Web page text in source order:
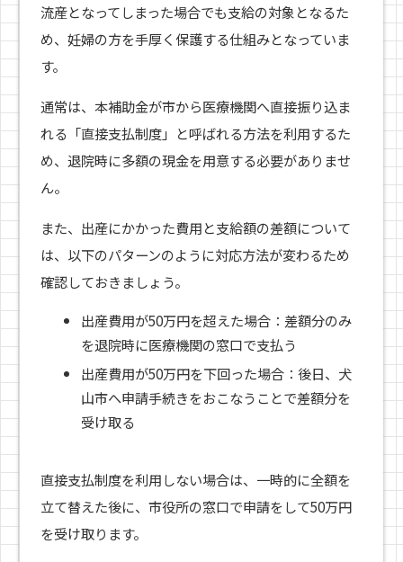
流産となってしまった場合でも支給の対象となるた
め、妊婦の方を手厚く保護する仕組みとなっていま
す。
通常は、本補助金が市から医療機関へ直接振り込ま
れる「直接支払制度」と呼ばれる方法を利用するた
め、退院時に多額の現金を用意する必要がありませ
ん。
また、出産にかかった費用と支給額の差額について
は、以下のパターンのように対応方法が変わるため
確認しておきましょう。
出産費用が50万円を超えた場合：差額分のみ
を退院時に医療機関の窓口で支払う
出産費用が50万円を下回った場合：後日、犬
山市へ申請手続きをおこなうことで差額分を
受け取る
直接支払制度を利用しない場合は、一時的に全額を
立て替えた後に、市役所の窓口で申請をして50万円
を受け取ります。